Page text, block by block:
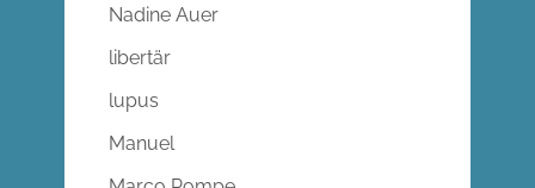
Nadine Auer
libertär
lupus
Manuel